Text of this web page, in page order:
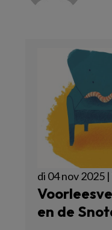
di 04 nov 2025
en de